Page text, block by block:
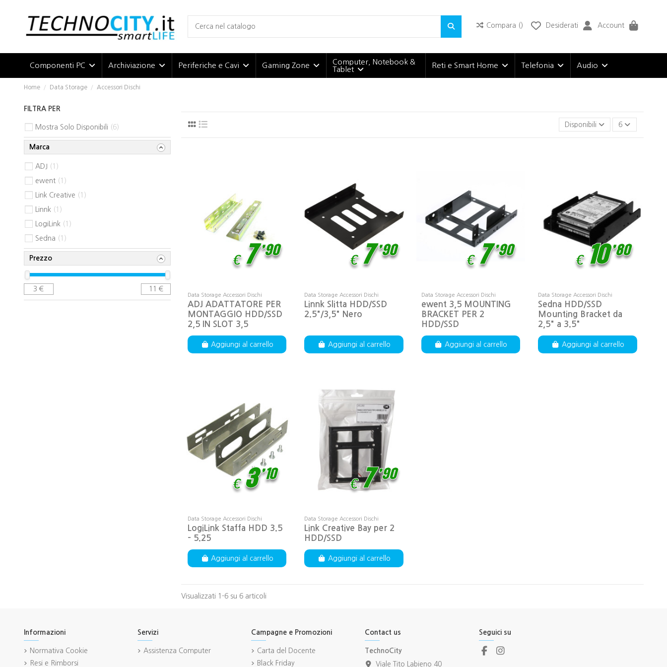
Compara ( ) Desiderati Account
Componenti PC Archiviazione Periferiche e Cavi Gaming Zone
Computer, Notebook &
Tablet
Reti e Smart Home Telefonia Audio
Home Data Storage Accessori Dischi
Disponibili 6
€ 7
,
90
Data Storage Accessori Dischi
ADJ ADATTATORE PER
MONTAGGIO HDD/SSD
2,5 IN SLOT 3,5
Aggiungi al carrello
€ 7
,
90
Data Storage Accessori Dischi
Linnk Slitta HDD/SSD
2.5"/3,5" Nero
Aggiungi al carrello
€ 7
,
90
Data Storage Accessori Dischi
ewent 3,5 MOUNTING
BRACKET PER 2
HDD/SSD
Aggiungi al carrello
€ 10
,
80
Data Storage Accessori Dischi
Sedna HDD/SSD
Mounting Bracket da
2,5" a 3.5"
Aggiungi al carrello
€ 3
,
10
Data Storage Accessori Dischi
LogiLink Staffa HDD 3.5
- 5.25
Aggiungi al carrello
€ 7
,
90
Data Storage Accessori Dischi
Link Creative Bay per 2
HDD/SSD
Aggiungi al carrello
Visualizzati 1-6 su 6 articoli
FILTRA PER
Mostra Solo Disponibili 6
Marca
ADJ 1
ewent 1
Link Creative 1
Linnk 1
LogiLink 1
Sedna 1
Prezzo
3 € 11 €
Informazioni
Normativa Cookie
Resi e Rimborsi
Servizi
Assistenza Computer
Campagne e Promozioni
Carta del Docente
Black Friday
Contact us
TechnoCity
Viale Tito Labieno 40
Seguici su